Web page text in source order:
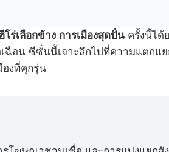
โร่เลือกข้าง การเมืองสุดปั่น ครั้งนี้ได้
ฉือน ซีซั่นนี้เจาะลึกไปที่ความแตกแ
องที่คุกรุ่น